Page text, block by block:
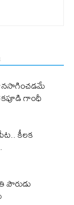
గాంధీ
కీలక